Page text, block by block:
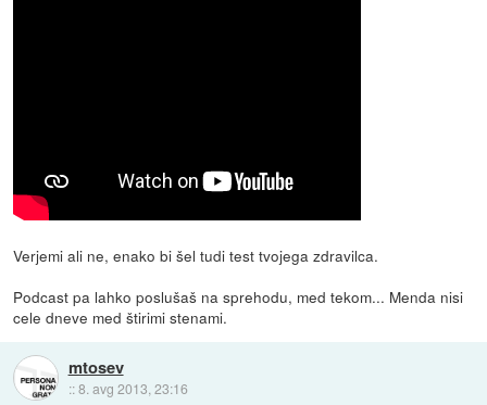
Verjemi ali ne, enako bi šel tudi test tvojega zdravilca.
Podcast pa lahko poslušaš na sprehodu, med tekom... Menda nisi
cele dneve med štirimi stenami.
mtosev
::8. avg 2013, 23:16